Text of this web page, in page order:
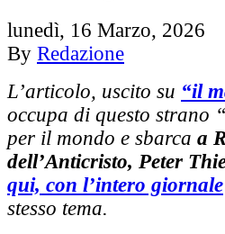
lunedì, 16 Marzo, 2026
By Redazione
L’articolo, uscito su “il
occupa di questo strano
per il mondo e sbarca a
dell’Anticristo, Peter
qui, con l’intero giornale
stesso tema.